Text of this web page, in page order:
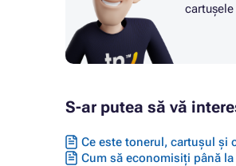
S-ar putea să vă
Ce este tonerul, cartușul și
Cum să economisiți până